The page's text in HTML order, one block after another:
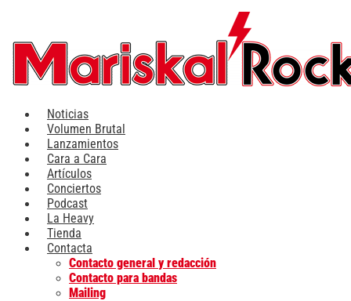
contenido
Noticias
Volumen Brutal
Lanzamientos
Cara a Cara
Artículos
Conciertos
Podcast
La Heavy
Tienda
Contacta
Contacto general y redacción
Contacto para bandas
Mailing